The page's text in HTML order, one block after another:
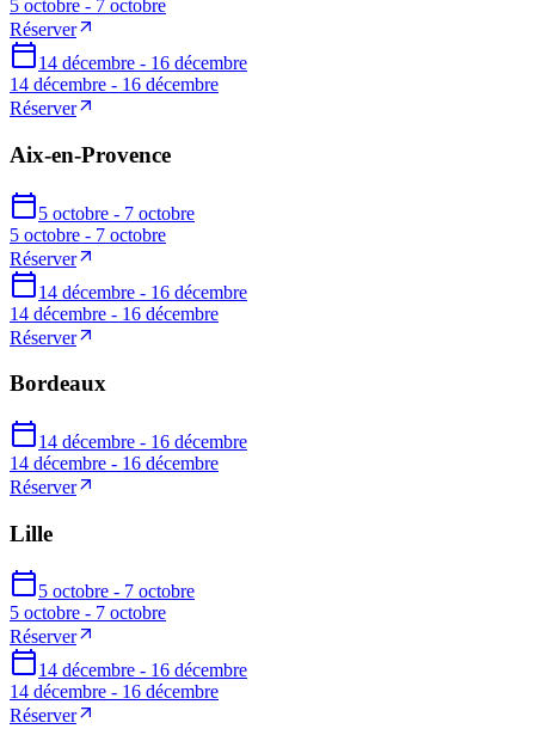
5 octobre - 7 octobre
Réserver
14 décembre - 16 décembre
14 décembre - 16 décembre
Réserver
Aix-en-Provence
5 octobre - 7 octobre
5 octobre - 7 octobre
Réserver
14 décembre - 16 décembre
14 décembre - 16 décembre
Réserver
Bordeaux
14 décembre - 16 décembre
14 décembre - 16 décembre
Réserver
Lille
5 octobre - 7 octobre
5 octobre - 7 octobre
Réserver
14 décembre - 16 décembre
14 décembre - 16 décembre
Réserver